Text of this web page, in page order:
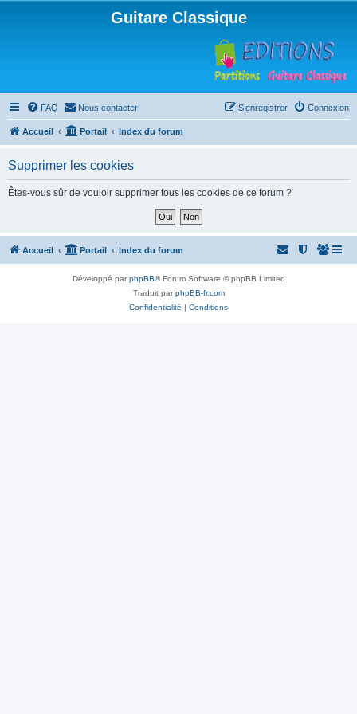
Guitare Classique
FAQ Nous contacter Connexion
S’enregistrer
Accueil Portail Index du forum
Supprimer les cookies
Êtes-vous sûr de vouloir supprimer tous les cookies de ce forum ?
Accueil Portail Index du forum
Développé parphpBB® Forum Software © phpBB Limited
Traduit parphpBB-fr.com
Confidentialité | Conditions